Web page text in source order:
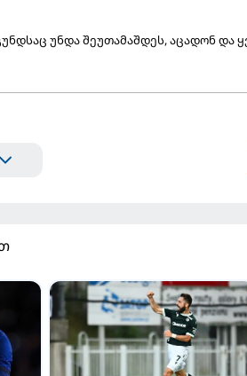
უნდა შეუთამაშდეს, აცადონ და